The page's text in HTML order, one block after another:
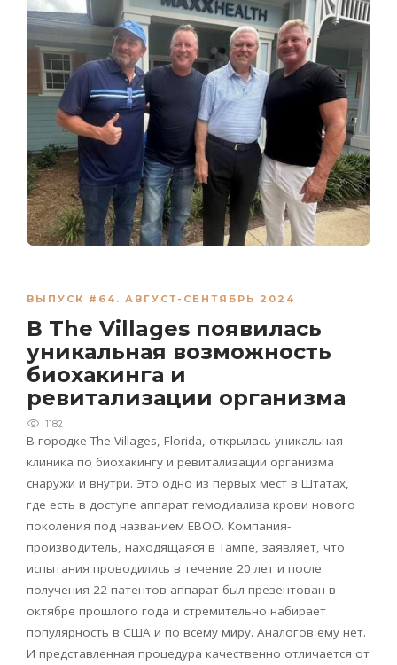
ВЫПУСК #64. АВГУСТ-СЕНТЯБРЬ 2024
В The Villages появилась
уникальная возможность
биохакинга и
ревитализации организма
1182
В городкеThe Villages, Florida, открылась уникальная
клиника по биохакингу и ревитализации организма
снаружи и внутри. Это одно из первых мест в Штатах,
где есть в доступе аппарат гемодиализа крови нового
поколения под названием EBOO. Компания-
производитель, находящаяся в Тампе, заявляет, что
испытания проводились в течение 20 лет и после
получения 22 патентов аппарат был презентован в
октябре прошлого года и стремительно набирает
популярность в США и по всему миру. Аналогов ему нет.
И представленная процедура качественно отличается от